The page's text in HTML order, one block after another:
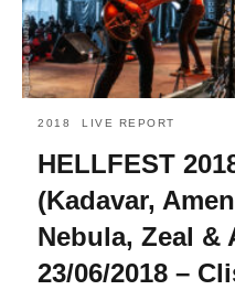
2018 LIVE REPORT
HELLFEST
(Kadavar,
Nebula, Zeal
23/06/2018 –